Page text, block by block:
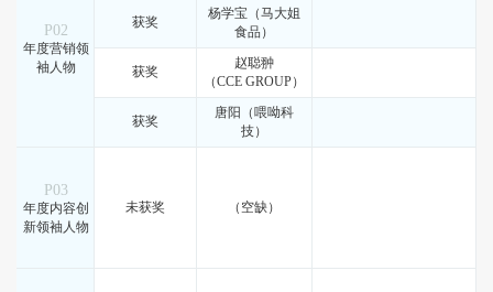
P02
年度营销领
袖人物
获奖
杨学宝（马大姐
食品）
获奖
赵聪翀
（CCE GROUP）
获奖
唐阳（喂呦科
技）
P03
年度内容创
新领袖人物
未获奖 （空缺）